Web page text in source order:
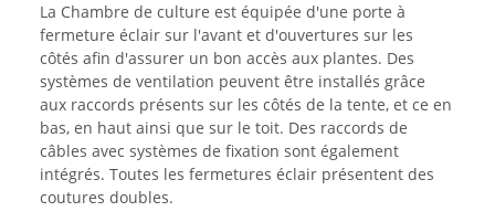
La Chambre de culture est équipée d'une porte à
fermeture éclair sur l'avant et d'ouvertures sur les
côtés afin d'assurer un bon accès aux plantes. Des
systèmes de ventilation peuvent être installés grâce
aux raccords présents sur les côtés de la tente, et ce en
bas, en haut ainsi que sur le toit. Des raccords de
câbles avec systèmes de fixation sont également
intégrés. Toutes les fermetures éclair présentent des
coutures doubles.